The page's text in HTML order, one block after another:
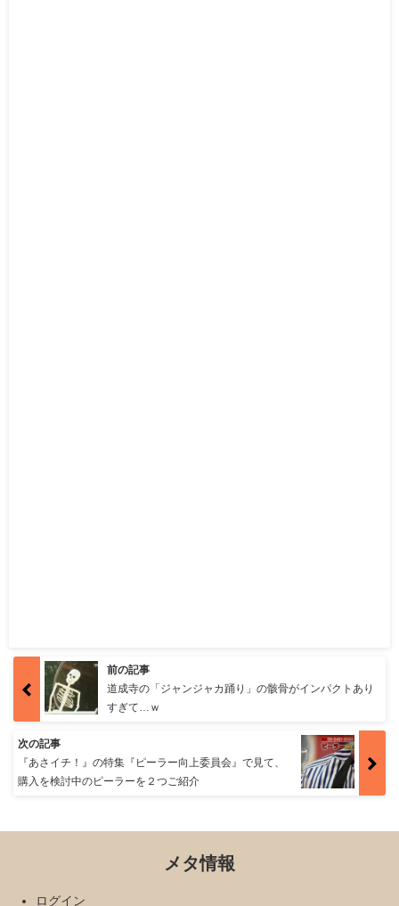
前の記事
道成寺の「ジャンジャカ踊り」の骸骨がインパクトあり
すぎて…ｗ
次の記事
『あさイチ！』の特集『ピーラー向上委員会』で見て、
購入を検討中のピーラーを２つご紹介
メタ情報
ログイン